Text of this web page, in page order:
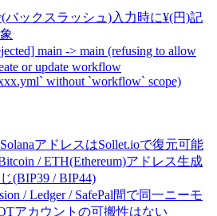
バックスラッシュ)入力時に¥(円)記
main -> main (refusing to allow
or update workflow
without `workflow` scope)
アドレスはSollet.ioで復元可能
/ ETH(Ethereum)アドレス生成
(BIP39 / BIP44)
/ Ledger / SafePal間で同一ニーモ
アカウントの可搬性はない